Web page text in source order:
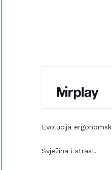
Evolucija
Svježina i strast.